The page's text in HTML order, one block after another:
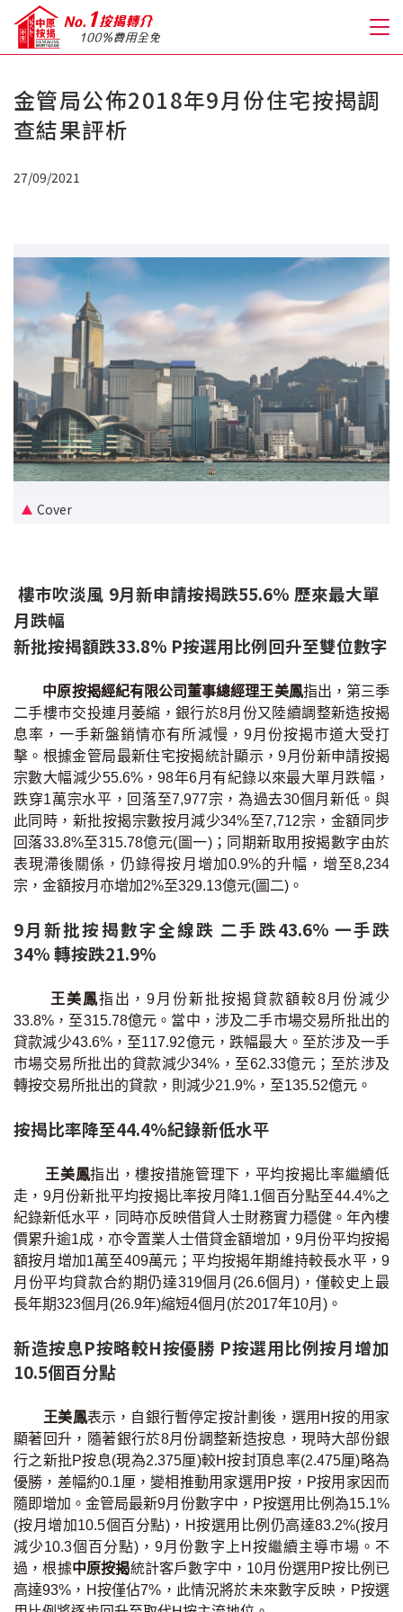
關於我們
免費開戶轉介服務
私人貸款
優惠禮遇
新盤優越按揭優惠
中原按揭標籤優惠
推薦齊齊友賞
按揭計算
轉按計算
置業預算
供款年期計算
工商舖按揭計算
印花稅計算
免費物業估價
下載中心
按揭全面睇
新聞/研究
公司動態
按市新聞
統計數據庫
按揭快趣智識
按揭智庫
樓按專欄
實時銀行資訊
裝修·保險優惠
免費裝修轉介服務
裝修設計專欄
火險、家居、寵物保險
保險資訊專欄
金管局公佈2018年9月份住宅按揭調
查結果評析
27/09/2021
Cover
樓巿吹淡風 9月新申請按揭跌55.6% 歷來最大單
月跌幅
新批按揭額跌33.8% P按選用比例回升至雙位數字
中原按揭經紀有限公司董事總經理王美鳳指出，第三季
二手樓巿交投連月萎縮，銀行於8月份又陸續調整新造按揭
息率，一手新盤銷情亦有所減慢，9月份按揭巿道大受打
擊。根據金管局最新住宅按揭統計顯示，9月份新申請按揭
宗數大幅減少55.6%，98年6月有紀錄以來最大單月跌幅，
跌穿1萬宗水平，回落至7,977宗，為過去30個月新低。與
此同時，新批按揭宗數按月減少34%至7,712宗，金額同步
回落33.8%至315.78億元(圖一)；同期新取用按揭數字由於
表現滯後關係，仍錄得按月增加0.9%的升幅，增至8,234
宗，金額按月亦增加2%至329.13億元(圖二)。
9月新批按揭數字全線跌 二手跌43.6% 一手跌
34% 轉按跌21.9%
王美鳳指出，9月份新批按揭貸款額較8月份減少
33.8%，至315.78億元。當中，涉及二手市場交易所批出的
貸款減少43.6%，至117.92億元，跌幅最大。至於涉及一手
市場交易所批出的貸款減少34%，至62.33億元；至於涉及
轉按交易所批出的貸款，則減少21.9%，至135.52億元。
按揭比率降至44.4%紀錄新低水平
王美鳳指出，樓按措施管理下，平均按揭比率繼續低
走，9月份新批平均按揭比率按月降1.1個百分點至44.4%之
紀錄新低水平，同時亦反映借貸人士財務實力穩健。年內樓
價累升逾1成，亦令置業人士借貸金額增加，9月份平均按揭
額按月增加1萬至409萬元；平均按揭年期維持較長水平，9
月份平均貸款合約期仍達319個月(26.6個月)，僅較史上最
長年期323個月(26.9年)縮短4個月(於2017年10月)。
新造按息P按略較H按優勝 P按選用比例按月增加
10.5個百分點
王美鳳表示，自銀行暫停定按計劃後，選用H按的用家
顯著回升，隨著銀行於8月份調整新造按息，現時大部份銀
行之新批P按息(現為2.375厘)較H按封頂息率(2.475厘)略為
優勝，差幅約0.1厘，變相推動用家選用P按，P按用家因而
隨即增加。金管局最新9月份數字中，P按選用比例為15.1%
(按月增加10.5個百分點)，H按選用比例仍高達83.2%(按月
減少10.3個百分點)，9月份數字上H按繼續主導巿場。不
過，根據中原按揭統計客戶數字中，10月份選用P按比例已
高達93%，H按僅佔7%，此情況將於未來數字反映，P按選